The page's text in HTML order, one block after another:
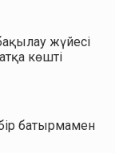
жүйесі
көшті
батырмамен